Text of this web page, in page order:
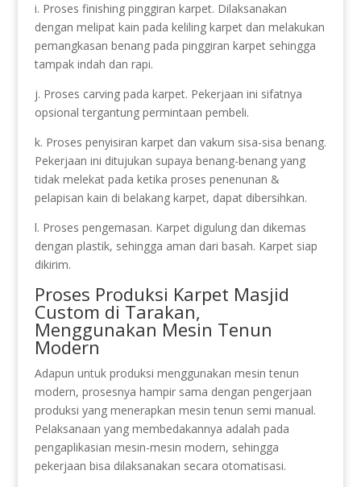
i. Proses finishing pinggiran karpet. Dilaksanakan
dengan melipat kain pada keliling karpet dan melakukan
pemangkasan benang pada pinggiran karpet sehingga
tampak indah dan rapi.
j. Proses carving pada karpet. Pekerjaan ini sifatnya
opsional tergantung permintaan pembeli.
k. Proses penyisiran karpet dan vakum sisa-sisa benang.
Pekerjaan ini ditujukan supaya benang-benang yang
tidak melekat pada ketika proses penenunan &
pelapisan kain di belakang karpet, dapat dibersihkan.
l. Proses pengemasan. Karpet digulung dan dikemas
dengan plastik, sehingga aman dari basah. Karpet siap
dikirim.
Proses Produksi Karpet Masjid
Custom di Tarakan,
Menggunakan Mesin Tenun
Modern
Adapun untuk produksi menggunakan mesin tenun
modern, prosesnya hampir sama dengan pengerjaan
produksi yang menerapkan mesin tenun semi manual.
Pelaksanaan yang membedakannya adalah pada
pengaplikasian mesin-mesin modern, sehingga
pekerjaan bisa dilaksanakan secara otomatisasi.